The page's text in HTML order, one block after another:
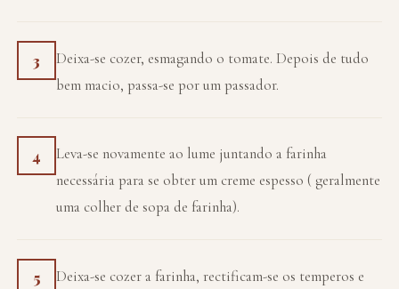
3
Deixa-se cozer, esmagando o tomate. Depois de tudo
bem macio, passa-se por um passador.
4
Leva-se novamente ao lume juntando a farinha
necessária para se obter um creme espesso ( geralmente
uma colher de sopa de farinha).
5
Deixa-se cozer a farinha, rectificam-se os temperos e